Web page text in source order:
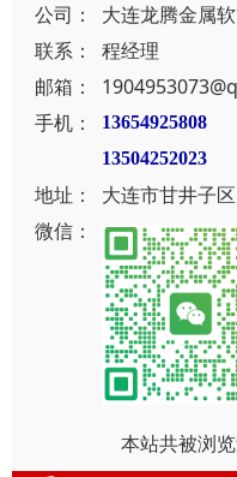
公司：
大连龙腾金属
联系：
程经理
邮箱：
手机：
13654925808
13504252023
地址：
大连市甘井子区
微信：
本站共被浏